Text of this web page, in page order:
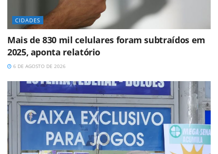
CIDADES
Mais de 830 mil celulares foram subtraídos em
2025, aponta relatório
6 DE AGOSTO DE 2026